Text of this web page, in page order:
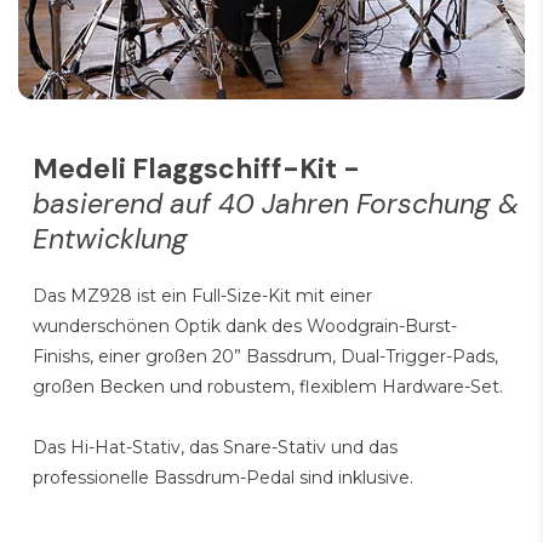
Display 3,5" (320 x 240) Color TFT LCD
Maximale Polyphonie 256
Schlagzeug-Set 55 + 45 Benutzer
(max. 128 MB)
Song 120 Presets (100 MIDI + 20 Audio) +
2 Benutzer
Effekt Kit-Effekt (Hall, EQ, Kompressor,
IFX) Trigger-Effekt (EQ, Kompressor)
Aufnahme MIDI • Audio
Audio-Wiedergabe WAV • MP3
Coach Leises Zählen • Beat-Check •
Metronom Klick-Stimme • Lautstärke •
Taktart • Intervall-Auswahl
Medeli Flaggschiff-Kit -
basierend auf 40 Jahren Forschung &
Entwicklung
Das MZ928 ist ein Full-Size-Kit mit einer
wunderschönen Optik dank des Woodgrain-Burst-
Finishs, einer großen 20” Bassdrum, Dual-Trigger-Pads,
großen Becken und robustem, flexiblem Hardware-Set.
Das Hi-Hat-Stativ, das Snare-Stativ und das
professionelle Bassdrum-Pedal sind inklusive.